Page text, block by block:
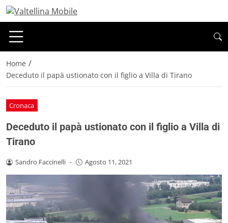
Home /
Deceduto il papà ustionato con il figlio a Villa di Tirano
Cronaca
Deceduto il papà ustionato con il figlio a Villa di
Tirano
Sandro Faccinelli - Agosto 11, 2021